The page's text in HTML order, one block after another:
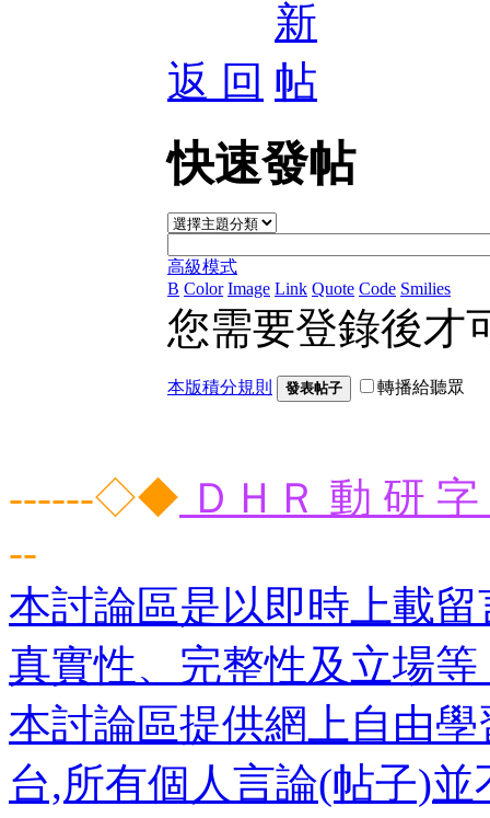
返 回
快速發帖
高級模式
B Color Image Link Quote Code Smilies
您需要登錄後才
本版積分規則 發表帖子 轉播給聽眾
------◇◆ ＤＨＲ 動 研
--
本討論區是以即時上載
真實性、完整性及立場
本討論區提供網上自由
台,所有個人言論(帖子)